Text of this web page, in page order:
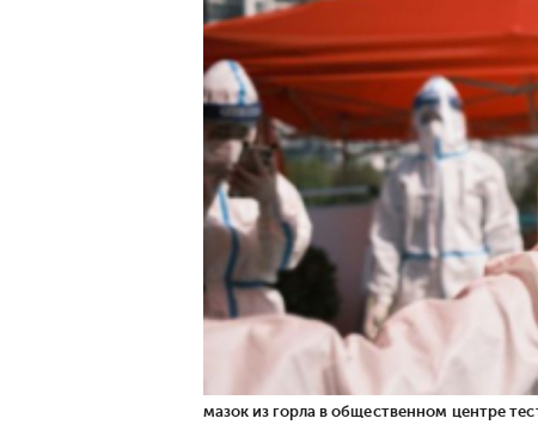
мазок из горла в общественном центре